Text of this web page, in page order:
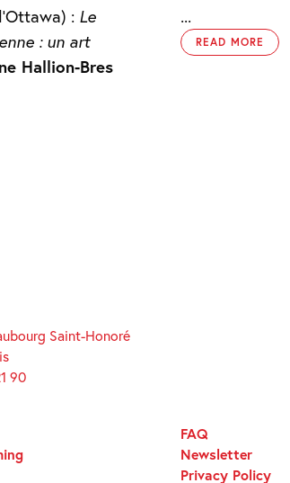
: Le
: un art
Hallion-Bres
...
READ MORE
Saint-Honoré
90
FAQ
Newsletter
Privacy Policy